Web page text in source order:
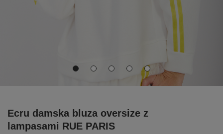
Ecru damska bluza oversize z
lampasami RUE PARIS